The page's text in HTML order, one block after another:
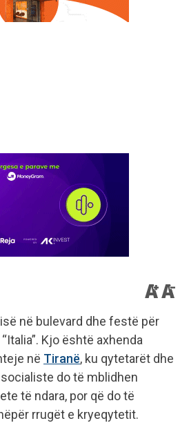
në bulevard dhe festë për
Kjo është axhenda
në Tiranë, ku qytetarët dhe
do të mblidhen
të ndara, por që do të
rrugët e kryeqytetit.